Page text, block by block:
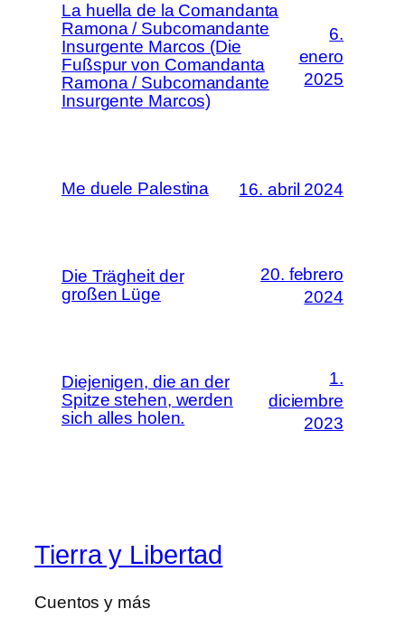
La huella de la Comandanta
Ramona / Subcomandante
Insurgente Marcos (Die
Fußspur von Comandanta
Ramona / Subcomandante
Insurgente Marcos)
6.
enero
2025
Me duele Palestina 16. abril 2024
Die Trägheit der
großen Lüge
20. febrero
2024
Diejenigen, die an der
Spitze stehen, werden
sich alles holen.
1.
diciembre
2023
Tierra y Libertad
Cuentos y más